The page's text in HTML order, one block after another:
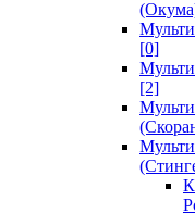
[0]
[2]